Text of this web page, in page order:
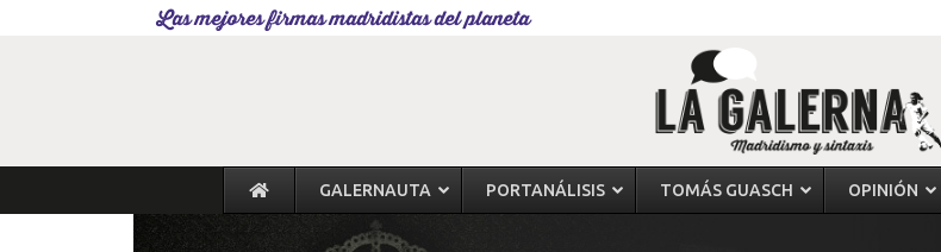
Las mejores firmas madridistas del planeta
GALERNAUTA PORTANÁLISIS TOMÁS GUASCH OPINIÓN